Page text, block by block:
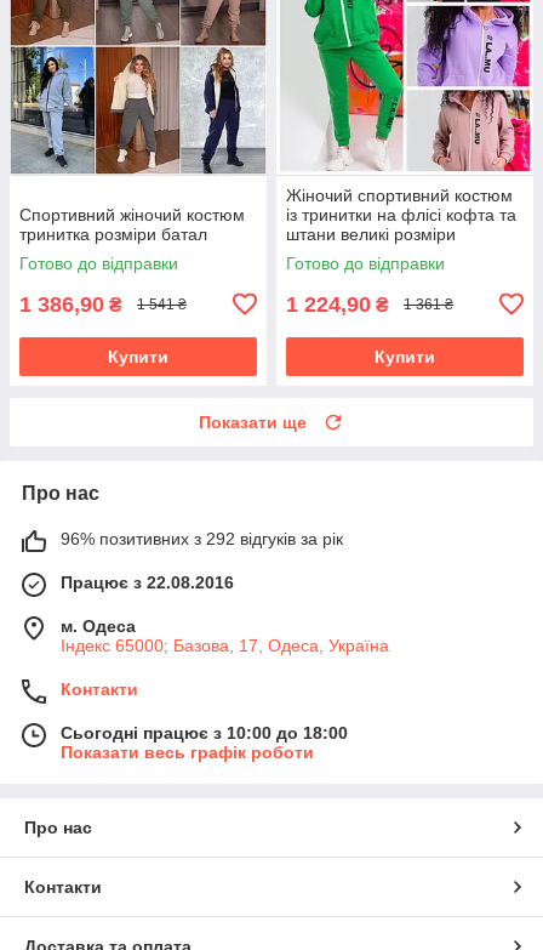
Спортивний жіночий костюм
тринитка розміри батал
Готово до відправки
1 386,90 ₴ 1 541 ₴
Купити
Жіночий спортивний костюм
із тринитки на флісі кофта та
штани великі розміри
Готово до відправки
1 224,90 ₴ 1 361 ₴
Купити
Показати ще
Про нас
96% позитивних з 292 відгуків за рік
Працює з 22.08.2016
м. Одеса
Індекс 65000; Базова, 17, Одеса, Україна
Контакти
Сьогодні працює з 10:00 до 18:00
Показати весь графік роботи
Про нас
Контакти
Доставка та оплата